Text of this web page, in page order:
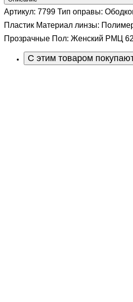
Артикул: 7799 Тип оправы:
Пластик Материал линзы:
Прозрачные Пол: Женский РМЦ
С этим товаром